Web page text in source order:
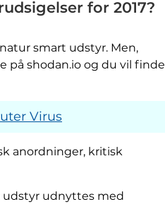
for 2017?
smart udstyr. Men,
på shodan.io og du vil finde
Virus
anordninger, kritisk
udstyr udnyttes med